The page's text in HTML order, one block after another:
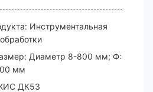
Инструментальная
Диаметр 8-800 мм; Ф:
мм
ДК53